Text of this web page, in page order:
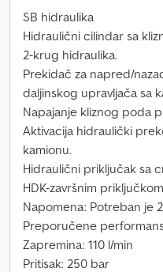
SB hidraulika
Hidraulični cilindar sa
2-krug hidraulika.
Prekidač za napred/
daljinskog upravljača sa
Napajanje kliznog poda
Aktivacija hidraulički
kamionu.
Hidraulični priključak sa
HDK-završnim
Napomena: Potreban je
Preporučene
Zapremina: 110 l/min
Pritisak: 250 bar